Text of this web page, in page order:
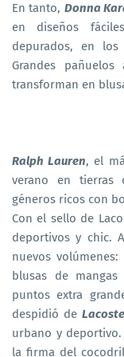
En tanto, Donna
en diseños
depurados, en
Grandes
transforman en
Ralph Lauren, el
verano en tierras
géneros ricos con
Con el sello de
deportivos y chic.
nuevos
blusas de
puntos extra
despidió deLacoste
urbano y
la firma del